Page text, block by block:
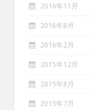
2016年11月
2016年8月
2016年2月
2015年12月
2015年8月
2015年7月